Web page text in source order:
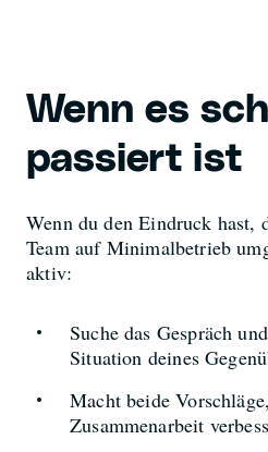
Wenn es
passiert ist
Wenn du den Eindruck hast,
Team auf Minimalbetrieb
aktiv:
Suche das Gespräch
Situation deines
Macht beide
Zusammenarbeit